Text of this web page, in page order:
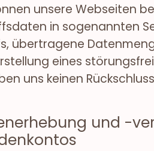
unsere Webseiten
in sogenannten
übertragene
eines
uns keinen
und -